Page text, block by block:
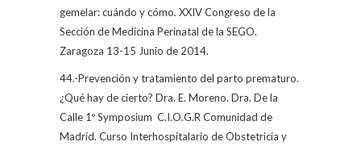
gemelar: cuándo y cómo. XXIV Congreso de la
Sección de Medicina Perinatal de la SEGO.
Zaragoza 13-15 Junio de 2014.
44.-Prevención y tratamiento del parto prematuro.
¿Qué hay de cierto? Dra. E. Moreno. Dra. De la
Calle 1º Symposium C.I.O.G.R Comunidad de
Madrid. Curso Interhospitalario de Obstetricia y